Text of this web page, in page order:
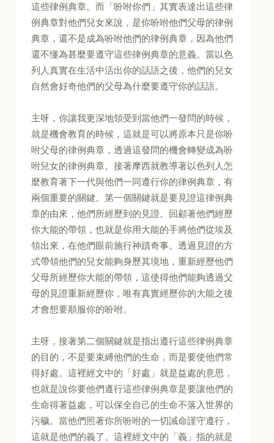
這些律例典章。而「吩咐你們」其實表達出這些律
例典章對他們兒女來說，是你吩咐他們父母的律例
典章，還不是成為吩咐他們的律例典章，因為他們
還不懂為甚麼要遵守這些律例典章的意義。當以色
列人真實在生活中活出你的話語之後，他們的兒女
自然會好奇他們的父母為什麼要遵守你的話語。
主呀，你讓我更深地領受到當他們一發問的時候，
就是機會教育的時候，這就是可以將原本只是你吩
咐父母的律例典章，透過這發問的機會轉變成為吩
咐兒女的律例典章。接著摩西就教導著以色列人怎
麼教育著下一代與他們一同遵行你的律例典章，有
兩個重要的關鍵。第一個關鍵就是要見證這律例典
章的由來，他們所經歷到的見證。回顧著他們經歷
你大能的帶領，也就是你用大能的手將他們從埃及
領出來，在他們眼前施行神蹟奇事。透過見證的方
式帶領他們的兒女能夠身歷其境地，重新經歷他們
父母所經歷你大能的帶領，這使得他們能夠透過父
母的見證重新經歷你，唯有真實經歷你的大能之後
才會想要順服你的吩咐。
主呀，接著第二個關鍵就是指出遵行這些律例典章
的目的，不是要束縛他們的生命，而是要使他們常
得好處。這裡經文中的「好處」就是益處的意思，
也就是說你要他們遵行這些律例典章是要讓他們的
生命得著益處，可以保全自己的生命不落入世界的
污穢。當他們照著你所吩咐的一切誡命謹守遵行，
這就是他們的義了。這裡經文中的「義」指的就是